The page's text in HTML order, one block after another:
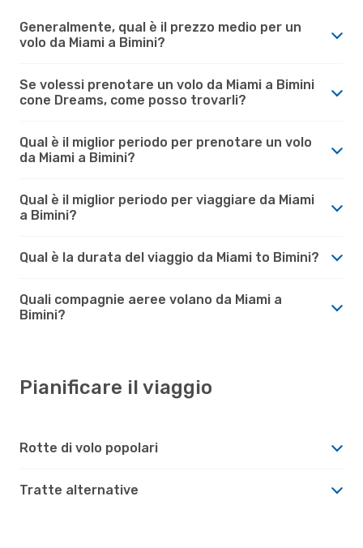
Generalmente, qual è il prezzo medio per un
volo da Miami a Bimini?
Se volessi prenotare un volo da Miami a Bimini
cone Dreams, come posso trovarli?
Qual è il miglior periodo per prenotare un volo
da Miami a Bimini?
Qual è il miglior periodo per viaggiare da Miami
a Bimini?
Qual è la durata del viaggio da Miami to Bimini?
Quali compagnie aeree volano da Miami a
Bimini?
Pianificare il viaggio
Rotte di volo popolari
Tratte alternative